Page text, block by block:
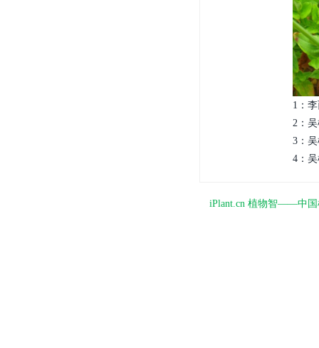
1：
2：
3：
4：
iPlant.cn 植物智——中国